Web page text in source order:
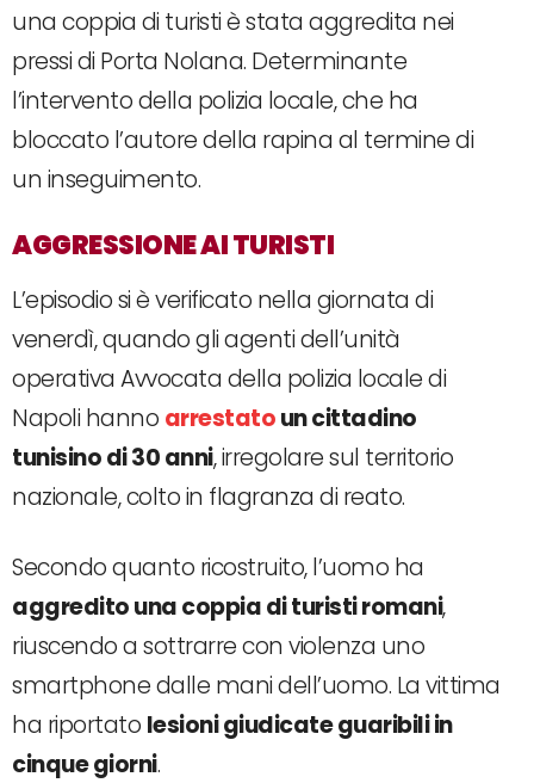
una coppia di turisti è stata aggredita nei
pressi di Porta Nolana. Determinante
l’intervento della polizia locale, che ha
bloccato l’autore della rapina al termine di
un inseguimento.
AGGRESSIONE AI TURISTI
L’episodio si è verificato nella giornata di
venerdì, quando gli agenti dell’unità
operativa Avvocata della polizia locale di
Napoli hanno arrestatoun cittadino
tunisino di 30 anni, irregolare sul territorio
nazionale, colto in flagranza di reato.
Secondo quanto ricostruito, l’uomo ha
aggredito una coppia di turisti romani,
riuscendo a sottrarre con violenza uno
smartphone dalle mani dell’uomo. La vittima
ha riportato lesioni giudicate guaribili in
cinque giorni.